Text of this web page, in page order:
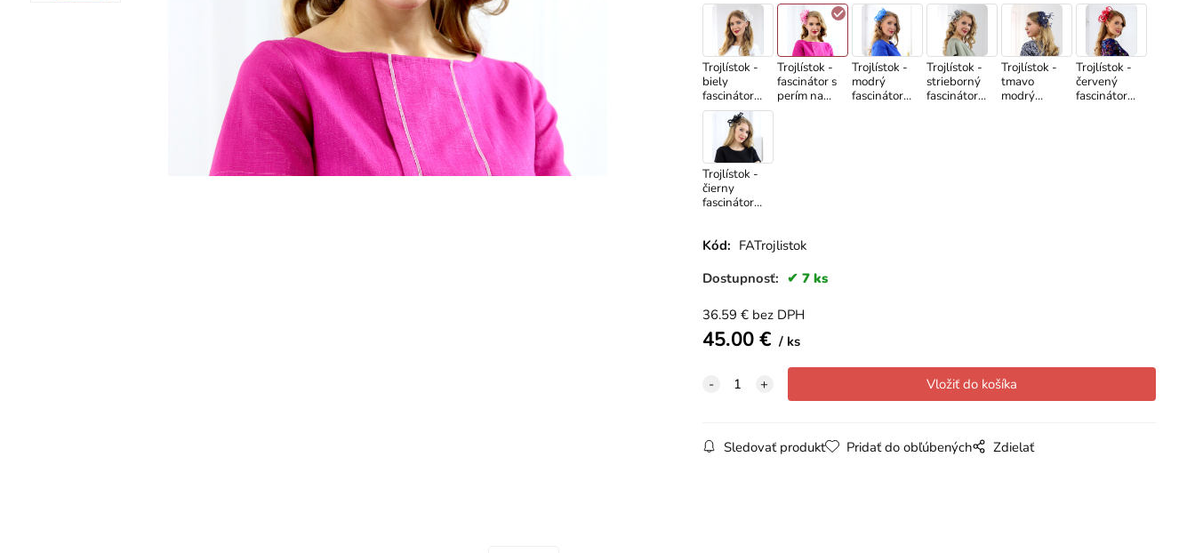
Trojlístok -
biely
fascinátor
na hrebeni
s perím
Trojlístok -
fascinátor s
perím na
Trojlístok -
modrý
fascinátor
Trojlístok -
strieborný
fascinátor
Trojlístok -
tmavo
modrý
Trojlístok -
červený
fascinátor
Trojlístok -
čierny
fascinátor
Kód: FATrojlistok
Dostupnosť:
7 ks
36.59 € bez DPH
45.00€ ks
Sledovať produkt Pridať do obľúbených Zdielať